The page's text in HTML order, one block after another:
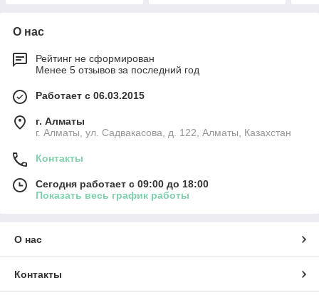
О нас
Рейтинг не сформирован
Менее 5 отзывов за последний год
Работает с 06.03.2015
г. Алматы
г. Алматы, ул. Садвакасова, д. 122, Алматы, Казахстан
Контакты
Сегодня работает с 09:00 до 18:00
Показать весь график работы
О нас
Контакты